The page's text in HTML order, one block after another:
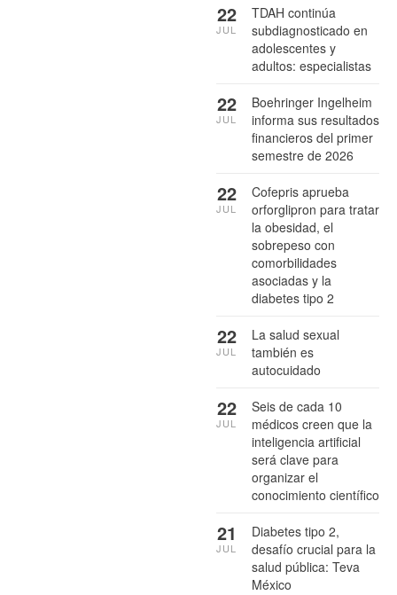
TDAH continúa
subdiagnosticado en
adolescentes y
adultos: especialistas
22
JUL
Boehringer Ingelheim
informa sus resultados
financieros del primer
semestre de 2026
22
JUL
Cofepris aprueba
orforglipron para tratar
la obesidad, el
sobrepeso con
comorbilidades
asociadas y la
diabetes tipo 2
22
JUL
La salud sexual
también es
autocuidado
22
JUL
Seis de cada 10
médicos creen que la
inteligencia artificial
será clave para
organizar el
conocimiento científico
22
JUL
Diabetes tipo 2,
desafío crucial para la
salud pública: Teva
México
21
JUL